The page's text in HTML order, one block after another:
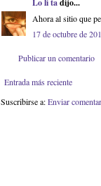
Lo li tadijo...
Ahora al sitio que
17 de octubre de
Publicar un comentario
Entrada más reciente
Suscribirse a:Enviar